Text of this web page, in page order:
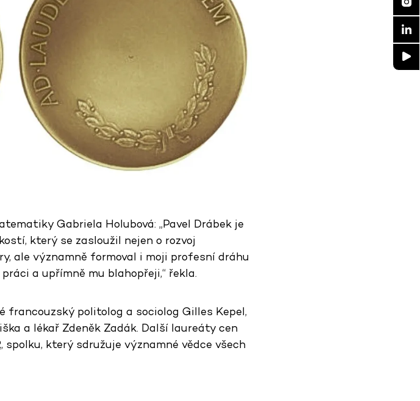
Gabriela Holubová: „Pavel Drábek je
který se zasloužil nejen o rozvoj
ale významně formoval i moji profesní dráhu
a upřímně mu blahopřeji,“ řekla.
francouzský politolog a sociolog Gilles Kepel,
a lékař Zdeněk Zadák. Další laureáty cen
spolku, který sdružuje významné vědce všech